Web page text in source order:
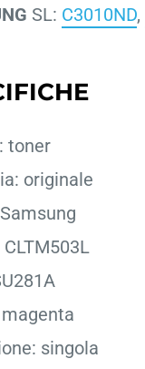
SL: C3010ND,
toner
originale
singola